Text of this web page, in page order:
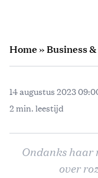
Home»Business
14 augustus 2023
2 min. leestijd
Ondanks haar
over